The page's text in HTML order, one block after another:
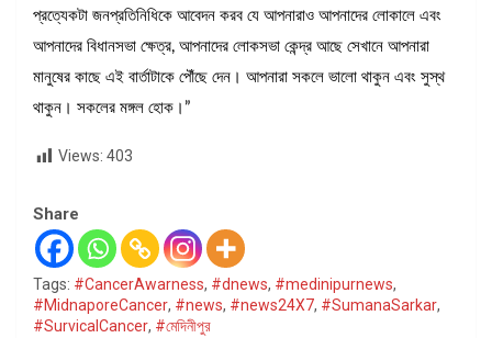
প্রত্যেকটা জনপ্রতিনিধিকে আবেদন করব যে আপনারাও আপনাদের লোকালে এবং
আপনাদের বিধানসভা ক্ষেত্র, আপনাদের লোকসভা কেন্দ্র আছে সেখানে আপনারা
মানুষের কাছে এই বার্তাটাকে পৌঁছে দেন। আপনারা সকলে ভালো থাকুন এবং সুস্থ
থাকুন। সকলের মঙ্গল হোক।”
Views: 403
Share
Tags: #CancerAwarness, #dnews, #medinipurnews,
#MidnaporeCancer, #news, #news24X7, #SumanaSarkar,
#SurvicalCancer, #মেদিনীপুর